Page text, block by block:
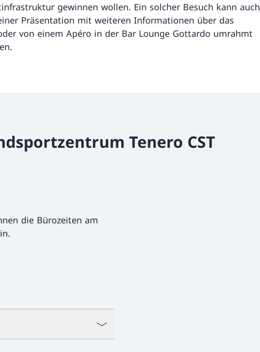
gewinnen wollen. Ein solcher Besuch kann auch
Präsentation mit weiteren Informationen über das
von einem Apéro in der Bar Lounge Gottardo umrahmt
Tenero CST
die Bürozeiten am